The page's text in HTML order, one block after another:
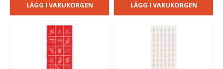
LÄGG I VARUKORGEN LÄGG I VARUKORGEN